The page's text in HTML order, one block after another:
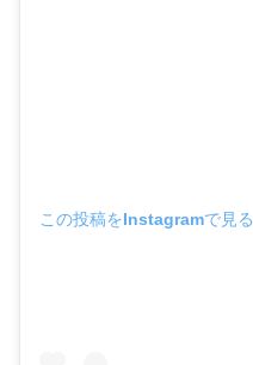
この投稿をInstagramで見る